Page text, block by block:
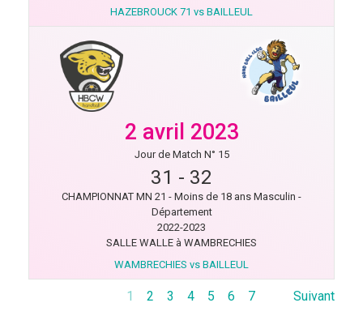
HAZEBROUCK 71 vs BAILLEUL
2 avril 2023
Jour de Match N° 15
31 - 32
CHAMPIONNAT MN 21 - Moins de 18 ans Masculin -
Département
2022-2023
SALLE WALLE à WAMBRECHIES
WAMBRECHIES vs BAILLEUL
1 2 3 4 5 6 7 Suivant